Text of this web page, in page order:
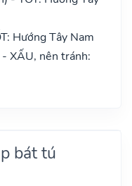
Hướng Tây Nam
XẤU, nên tránh:
bát tú